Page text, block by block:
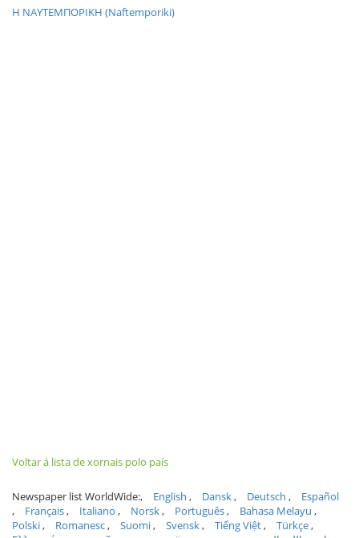
Η NΑΥΤΕΜΠΟΡΙΚΗ (Naftemporiki)
Voltar á lista de xornais polo país
Newspaper list WorldWide: English Dansk Deutsch
Español
Français
Italiano Norsk Português
Bahasa Melayu
Polski
Romanesc Suomi Svensk Tiếng Việt
Türkçe